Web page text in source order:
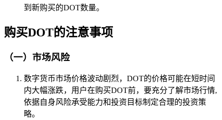
到新购买的DOT数量。
购买DOT的注意事项
（一）市场风险
数字货币市场价格波动剧烈，DOT的价格可能在短时间
内大幅涨跌，用户在购买DOT前，要充分了解市场行情,
依据自身风险承受能力和投资目标制定合理的投资策
略。